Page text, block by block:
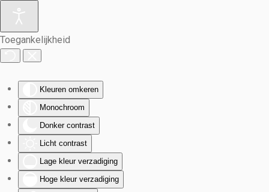
Toegankelijkheid
Kleuren omkeren
Monochroom
Donker contrast
Licht contrast
Lage kleur verzadiging
Hoge kleur verzadiging
Terug naar hoofdinhoud